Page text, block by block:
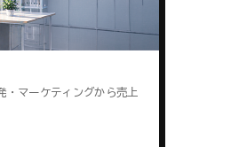
・マーケティングから売上